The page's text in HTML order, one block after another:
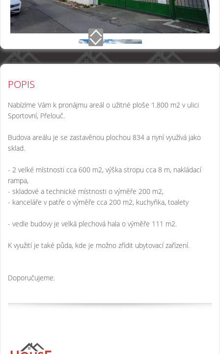
POPIS
Nabízíme Vám k pronájmu areál o užitné ploše 1.800 m2 v ulici
Sportovní, Přelouč.
Budova areálu je se zastavěnou plochou 834 a nyní využívá jako
sklad.
- 2 velké místnosti cca 600 m2, výška stropu cca 8 m, nakládací
rampa,
- skladové a technické místnosti o výměře 200 m2,
- kanceláře v patře o výměře cca 200 m2, kuchyňka, toalety
- vedle budovy je velká plechová hala o výměře 111 m2.
K využití je také půda, kde je možno zřídit ubytovací zařízení.
Doporučujeme.